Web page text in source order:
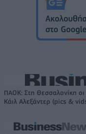
ΠΑΟΚ: Στη Θεσσαλονίκη
Κάιλ Αλεξάντερ (pics &